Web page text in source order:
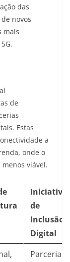
das
novos
mais
de
Estas
a
onde o
viável.
de
Inclusão
Digital
Parcerias